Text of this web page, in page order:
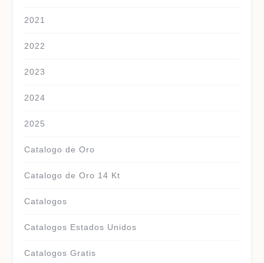
2021
2022
2023
2024
2025
Catalogo de Oro
Catalogo de Oro 14 Kt
Catalogos
Catalogos Estados Unidos
Catalogos Gratis